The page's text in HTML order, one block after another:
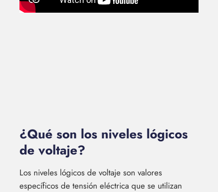
¿Qué son los niveles lógicos
de voltaje?
Los niveles lógicos de voltaje son valores
específicos de tensión eléctrica que se utilizan